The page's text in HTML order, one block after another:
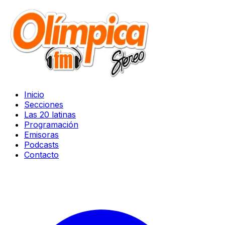
Inicio
Secciones
Las 20 latinas
Programación
Emisoras
Podcasts
Contacto